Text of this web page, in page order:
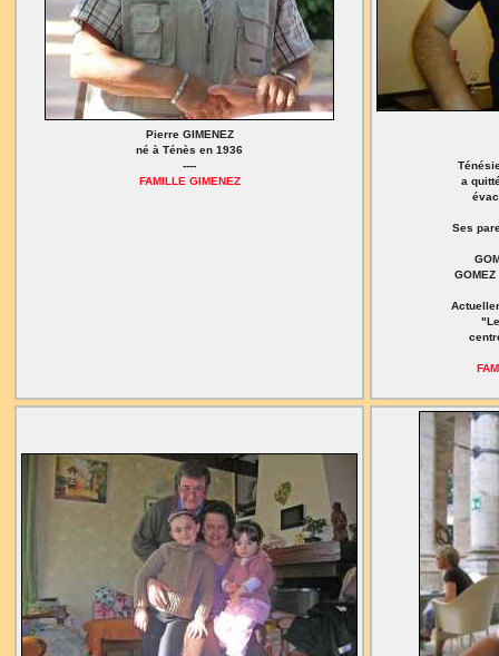
Pierre GIMENEZ
né à Ténès en 1936
----
FAMILLE GIMENEZ
a
Ses